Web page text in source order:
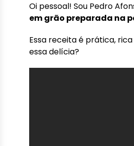
Oi pessoal! Sou Pedro
em grão preparada na
Essa receita é prática,
essa delícia?